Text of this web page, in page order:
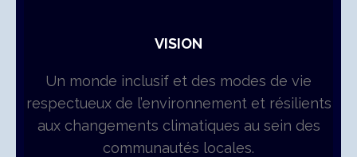
VISION
Un monde inclusif et des modes de vie
respectueux de l’environnement et résilients
aux changements climatiques au sein des
communautés locales.